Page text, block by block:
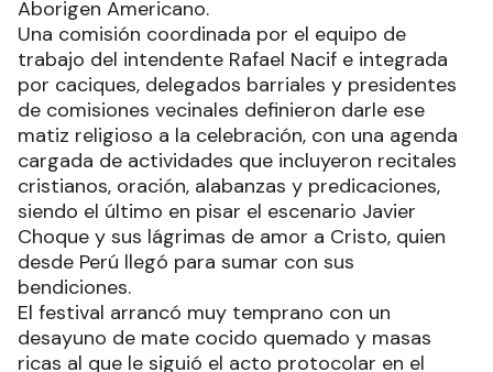
Aborigen Americano.
Una comisión coordinada por el equipo de
trabajo del intendente Rafael Nacif e integrada
por caciques, delegados barriales y presidentes
de comisiones vecinales definieron darle ese
matiz religioso a la celebración, con una agenda
cargada de actividades que incluyeron recitales
cristianos, oración, alabanzas y predicaciones,
siendo el último en pisar el escenario Javier
Choque y sus lágrimas de amor a Cristo, quien
desde Perú llegó para sumar con sus
bendiciones.
El festival arrancó muy temprano con un
desayuno de mate cocido quemado y masas
ricas al que le siguió el acto protocolar en el